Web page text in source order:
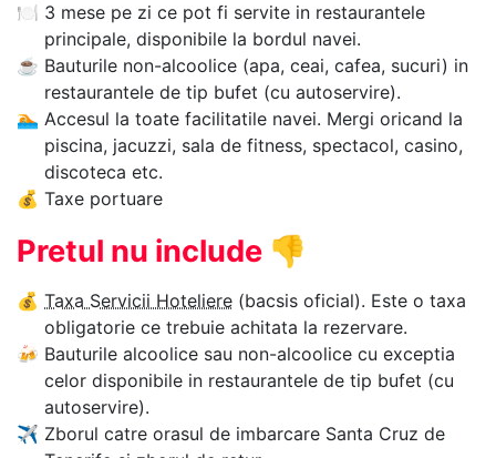
🍽 3 mese pe zi ce pot fi servite in restaurantele
principale, disponibile la bordul navei.
☕ Bauturile non-alcoolice (apa, ceai, cafea, sucuri) in
restaurantele de tip bufet (cu autoservire).
🏊‍ Accesul la toate facilitatile navei. Mergi oricand la
piscina, jacuzzi, sala de fitness, spectacol, casino,
discoteca etc.
💰 Taxe portuare
Pretul nu include 👎
💰 Taxa Servicii Hoteliere (bacsis oficial). Este o taxa
obligatorie ce trebuie achitata la rezervare.
🍻 Bauturile alcoolice sau non-alcoolice cu exceptia
celor disponibile in restaurantele de tip bufet (cu
autoservire).
✈ Zborul catre orasul de imbarcare Santa Cruz de